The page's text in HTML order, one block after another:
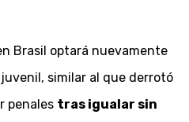
Brasil optará nuevamente
similar al que derrotó
penales tras igualar sin